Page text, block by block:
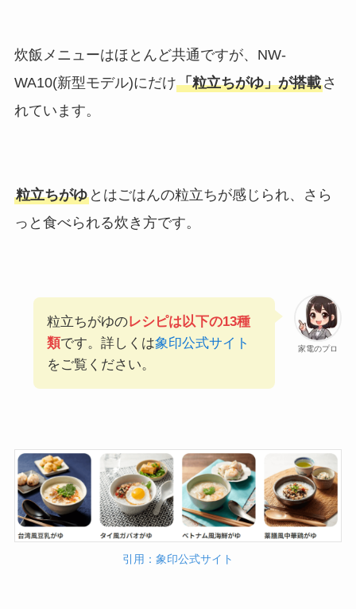
炊飯メニューはほとんど共通ですが、NW-
WA10(新型モデル)にだけ「粒立ちがゆ」が搭載さ
れています。
粒立ちがゆとはごはんの粒立ちが感じられ、さら
っと食べられる炊き方です。
家電のプロ
粒立ちがゆのレシピは以下の13種
類です。詳しくは象印公式サイト
をご覧ください。
引用：象印公式サイト